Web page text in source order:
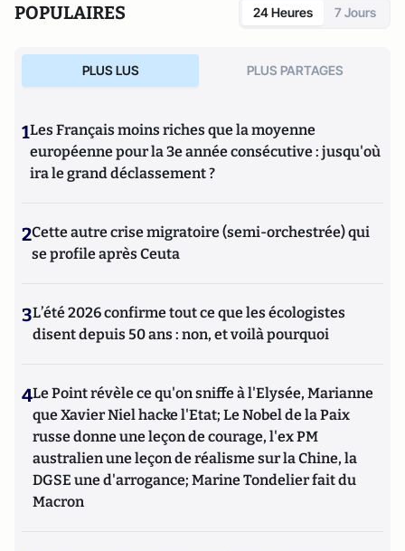
POPULAIRES 24 Heures 7 Jours
PLUS LUS PLUS PARTAGES
1Les Français moins riches que la moyenne
européenne pour la 3e année consécutive : jusqu'où
ira le grand déclassement ?
2Cette autre crise migratoire (semi-orchestrée) qui
se profile après Ceuta
3L’été 2026 confirme tout ce que les écologistes
disent depuis 50 ans : non, et voilà pourquoi
4Le Point révèle ce qu'on sniffe à l'Elysée, Marianne
que Xavier Niel hacke l'Etat; Le Nobel de la Paix
russe donne une leçon de courage, l'ex PM
australien une leçon de réalisme sur la Chine, la
DGSE une d'arrogance; Marine Tondelier fait du
Macron